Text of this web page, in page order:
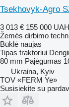
Tsekhovyk-Agro
3 013 € 155 000 UAH
Žemės dirbimo
Būklė naujas
Tipas traktoriui
80 mm Pajėgumas
Ukraina, Kyiv
TOV «FERM Ye»
Susisiekite su